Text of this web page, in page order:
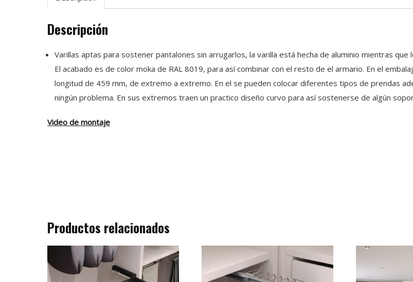
Descripción
Varillas aptas para sostener pantalones sin arrugarlos, la varilla está hecha de aluminio mientras
El acabado es de color moka de RAL 8019, para así combinar con el resto de el armario. En el
longitud de 459 mm, de extremo a extremo. En el se pueden colocar diferentes tipos de prendas
ningún problema. En sus extremos traen un practico diseño curvo para así sostenerse de algún
Video de montaje
Productos relacionados